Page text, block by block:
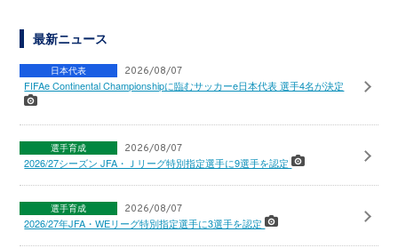
最新ニュース
日本代表 2026/08/07
FIFAe Continental Championshipに臨むサッカーe日本代表 選手4名が決定
選手育成 2026/08/07
2026/27シーズン JFA・Ｊリーグ特別指定選手に9選手を認定
選手育成 2026/08/07
2026/27年JFA・WEリーグ特別指定選手に3選手を認定